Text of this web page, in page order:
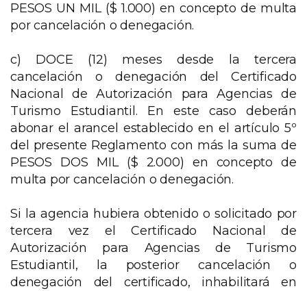
PESOS UN MIL ($ 1.000) en concepto de multa
por cancelación o denegación.
c) DOCE (12) meses desde la tercera
cancelación o denegación del Certificado
Nacional de Autorización para Agencias de
Turismo Estudiantil. En este caso deberán
abonar el arancel establecido en el artículo 5º
del presente Reglamento con más la suma de
PESOS DOS MIL ($ 2.000) en concepto de
multa por cancelación o denegación.
Si la agencia hubiera obtenido o solicitado por
tercera vez el Certificado Nacional de
Autorización para Agencias de Turismo
Estudiantil, la posterior cancelación o
denegación del certificado, inhabilitará en